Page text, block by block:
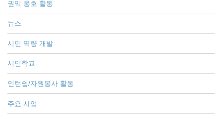
권익 옹호 활동
뉴스
시민 역량 개발
시민학교
인턴쉽/자원봉사 활동
주요 사업